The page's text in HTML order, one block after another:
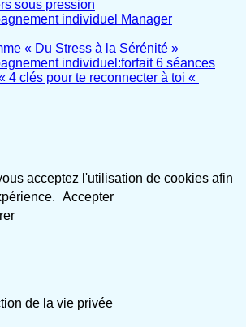
sous pression
individuel Manager
« Du Stress à la Sérénité »
individuel:forfait 6 séances
4 clés pour te reconnecter à toi «
acceptez l'utilisation de cookies afin
Accepter
de la vie privée